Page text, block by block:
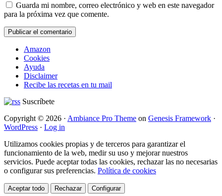
Guarda mi nombre, correo electrónico y web en este navegador
para la próxima vez que comente.
Amazon
Cookies
Ayuda
Disclaimer
Recibe las recetas en tu mail
Suscríbete
Copyright © 2026 · Ambiance Pro Theme on Genesis Framework ·
WordPress · Log in
Utilizamos cookies propias y de terceros para garantizar el
funcionamiento de la web, medir su uso y mejorar nuestros
servicios. Puede aceptar todas las cookies, rechazar las no necesarias
o configurar sus preferencias. Política de cookies
Aceptar todo Rechazar Configurar